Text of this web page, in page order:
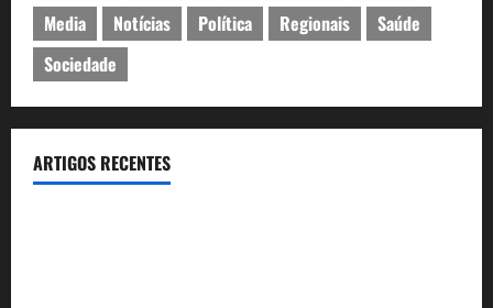
Media
Notícias Política Regionais
Saúde
Sociedade
ARTIGOS RECENTES